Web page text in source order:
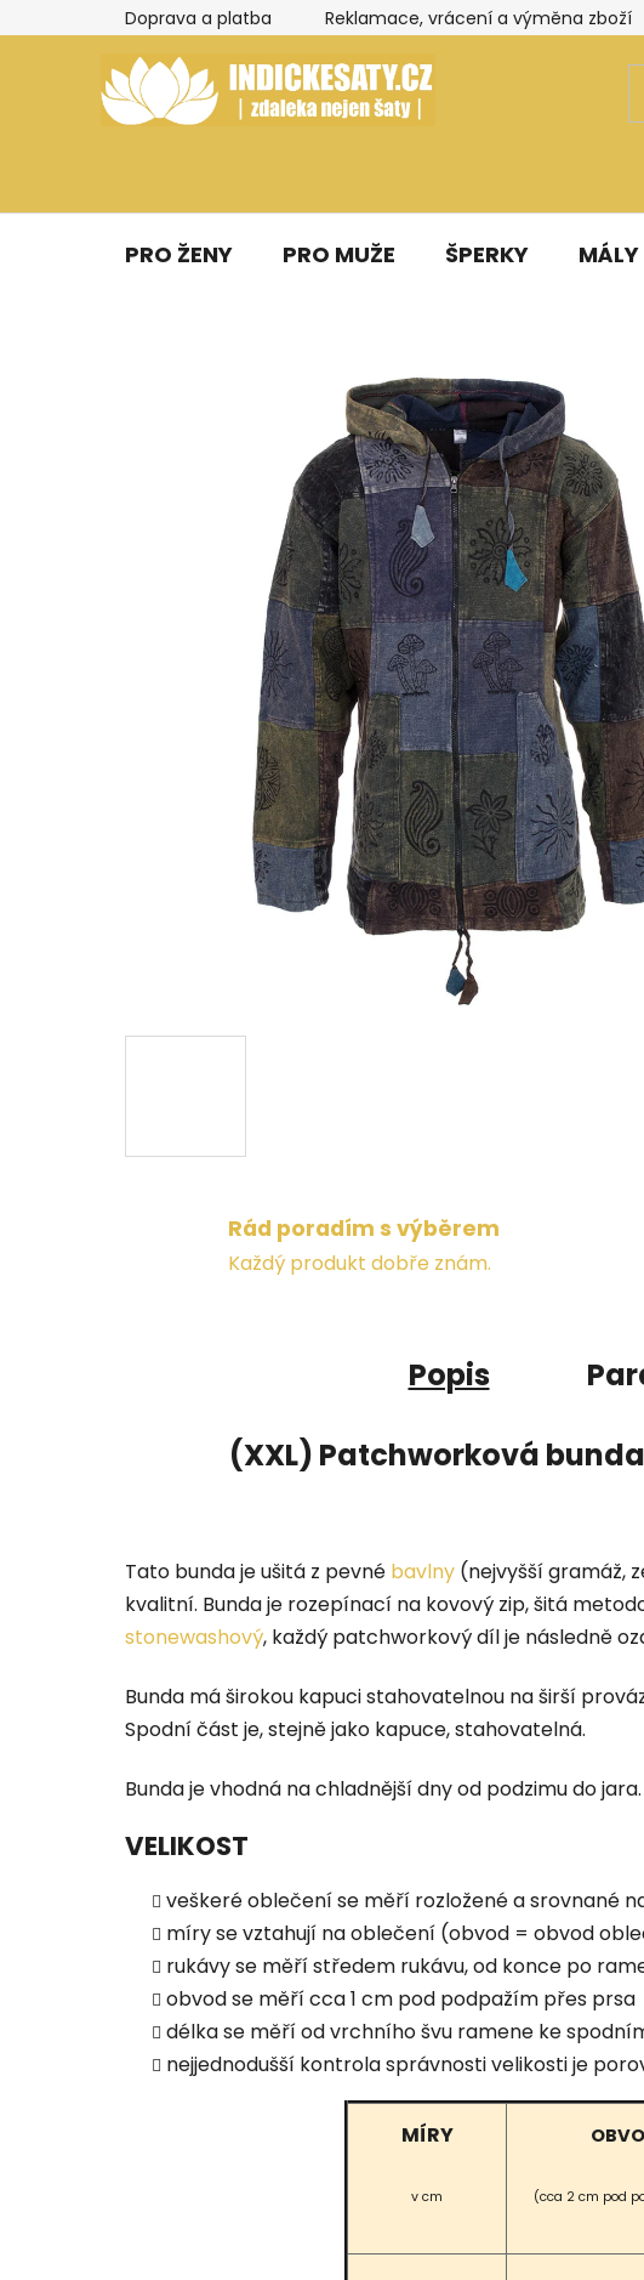
na
Doprava a platba Reklamace, vrácení a výměna zboží
PRO ŽENY PRO MUŽE ŠPERKY MÁLY
Rád poradím s výběrem
Každý produkt dobře znám.
Popis
(XXL) Patchworková
Tato bunda je ušitá z pevné bavlny (nejvyšší gramáž,
kvalitní. Bunda je rozepínací na kovový zip, šitá
stonewashový, každý patchworkový díl je následně
Bunda má širokou kapuci stahovatelnou na širší
Spodní část je, stejně jako kapuce, stahovatelná.
Bunda je vhodná na chladnější dny od podzimu do
VELIKOST
veškeré oblečení se měří rozložené a srovnané
míry se vztahují na oblečení (obvod = obvod
rukávy se měří středem rukávu, od konce po
obvod se měří cca 1 cm pod podpažím přes prsa
délka se měří od vrchního švu ramene ke
nejjednodušší kontrola správnosti velikosti je
MÍRY
v cm (cca 2 cm pod